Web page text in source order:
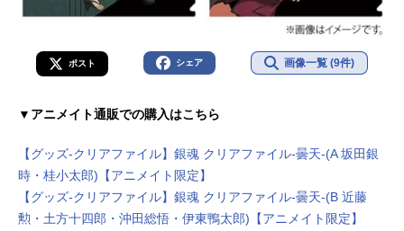
ポスト シェア 画像一覧 (9件)
▼アニメイト通販での購入はこちら
【グッズ-クリアファイル】銀魂 クリアファイル-曇天-(A 坂田銀
時・桂小太郎)【アニメイト限定】
【グッズ-クリアファイル】銀魂 クリアファイル-曇天-(B 近藤
勲・土方十四郎・沖田総悟・伊東鴨太郎)【アニメイト限定】